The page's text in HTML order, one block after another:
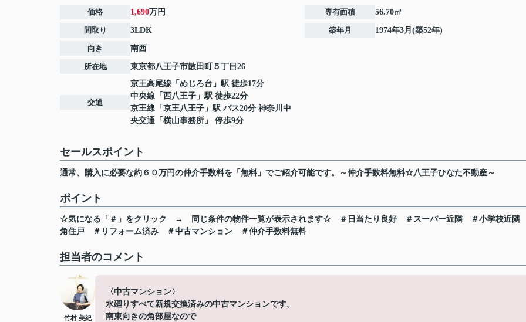
価格 1,690万円
間取り 3LDK
向き 南西
所在地 東京都八王子市散田町 ５丁目26
交通
京王高尾線 「 めじろ台 」駅 徒歩17分
中央線 「 西八王子 」駅 徒歩22分
京王線 「 京王八王子 」駅 バス20分 神奈川中
央交通「横山事務所」 停歩9分
専有面積 56.70㎡
築年月 1974年3月(築52年)
セールスポイント
通常、購入に必要な約６０万円の仲介手数料を「無料」でご紹介可能です。～仲介手数料無料☆八王子ひなた不動産～
ポイント
☆気になる「＃」をクリック → 同じ条件の物件一覧が表示されます☆ ＃日当たり良好 ＃スーパー近隣
＃小学校近隣
角住戸
＃リフォーム済み ＃中古マンション ＃仲介手数料無料
担当者のコメント
竹村 美紀
〈中古マンション〉
水廻りすべて新規交換済みの中古マンションです。
南東向きの角部屋なので